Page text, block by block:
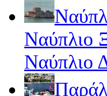
Ναύπλιο
Ναύπλιο